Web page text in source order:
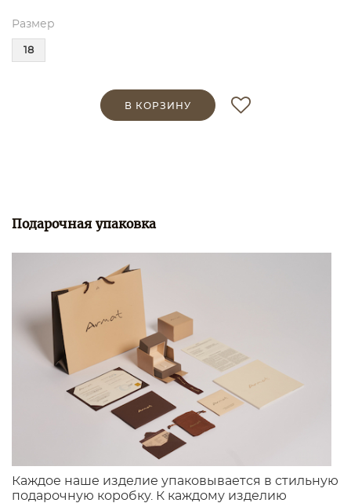
Размер
18
В КОРЗИНУ
Подарочная упаковка
Каждое наше изделие упаковывается в стильную
подарочную коробку. К каждому изделию